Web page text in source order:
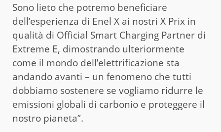
Sono lieto che potremo beneficiare
dell’esperienza di Enel X ai nostri X Prix in
qualità di Official Smart Charging Partner di
Extreme E, dimostrando ulteriormente
come il mondo dell’elettrificazione sta
andando avanti – un fenomeno che tutti
dobbiamo sostenere se vogliamo ridurre le
emissioni globali di carbonio e proteggere il
nostro pianeta”.